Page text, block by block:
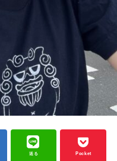
送る Pocket